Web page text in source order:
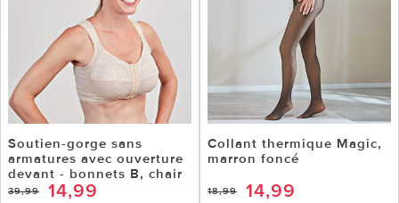
Soutien-gorge sans
armatures avec ouverture
devant - bonnets B, chair
39,99 14,99
Collant thermique Magic,
marron foncé
18,99 14,99